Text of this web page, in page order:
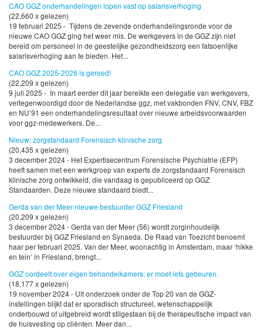
CAO GGZ onderhandelingen lopen vast op salarisverhoging
(22,660 x gelezen)
19 februari 2025 - Tijdens de zevende onderhandelingsronde voor de
nieuwe CAO GGZ ging het weer mis. De werkgevers in de GGZ zijn niet
bereid om personeel in de geestelijke gezondheidszorg een fatsoenlijke
salarisverhoging aan te bieden. Het...
CAO GGZ 2025-2026 is gereed!
(22,209 x gelezen)
9 juli 2025 - In maart eerder dit jaar bereikte een delegatie van werkgevers,
vertegenwoordigd door de Nederlandse ggz, met vakbonden FNV, CNV, FBZ
en NU’91 een onderhandelingsresultaat over nieuwe arbeidsvoorwaarden
voor ggz-medewerkers. De...
Nieuw: zorgstandaard Forensisch klinische zorg
(20,435 x gelezen)
3 december 2024 - Het Expertisecentrum Forensische Psychiatrie (EFP)
heeft samen met een werkgroep van experts de zorgstandaard Forensisch
klinische zorg ontwikkeld, die vandaag is gepubliceerd op GGZ
Standaarden. Deze nieuwe standaard biedt...
Gerda van der Meer nieuwe bestuurder GGZ Friesland
(20,209 x gelezen)
3 december 2024 - Gerda van der Meer (56) wordt zorginhoudelijk
bestuurder bij GGZ Friesland en Synaeda. De Raad van Toezicht benoemt
haar per februari 2025. Van der Meer, woonachtig in Amsterdam, maar ‘hikke
en tein’ in Friesland, brengt...
GGZ oordeelt over eigen behandelkamers: er moet iets gebeuren.
(18,177 x gelezen)
19 november 2024 - Uit onderzoek onder de Top 20 van de GGZ-
instellingen blijkt dat er sporadisch structureel, wetenschappelijk
onderbouwd of uitgebreid wordt stilgestaan bij de therapeutische impact van
de huisvesting op cliënten. Meer dan...